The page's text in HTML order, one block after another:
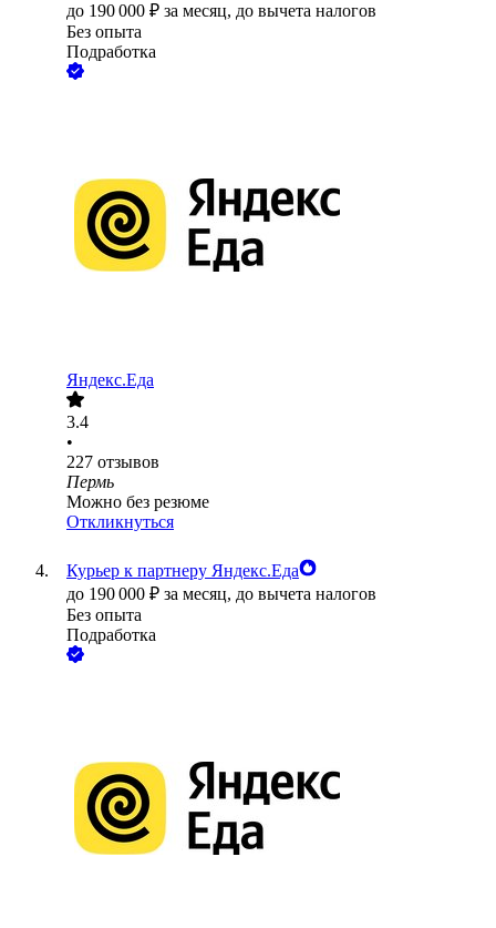
до 190 000 ₽ за месяц, до вычета налогов
Без опыта
Подработка
Яндекс.Еда
3.4
•
227 отзывов
Пермь
Можно без резюме
Откликнуться
Курьер к партнеру Яндекс.Еда
до 190 000 ₽ за месяц, до вычета налогов
Без опыта
Подработка